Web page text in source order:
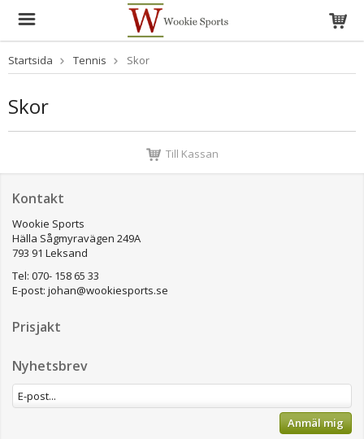
Startsida Tennis Skor
Skor
Till Kassan
Kontakt
Wookie Sports
Hälla Sågmyravägen 249A
793 91 Leksand
Tel: 070- 158 65 33
E-post: johan@wookiesports.se
Prisjakt
Nyhetsbrev
Anmäl mig